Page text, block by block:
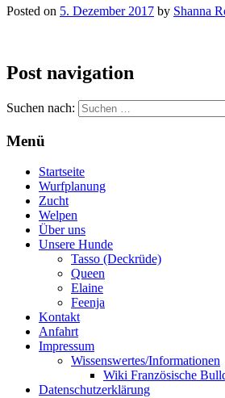
Posted on 5. Dezember 2017 by Shanna
Post navigation
Suchen nach:
Menü
Startseite
Wurfplanung
Zucht
Welpen
Über uns
Unsere Hunde
Tasso (Deckrüde)
Queen
Elaine
Feenja
Kontakt
Anfahrt
Impressum
Wissenswertes/Informationen
Wiki Französische
Datenschutzerklärung